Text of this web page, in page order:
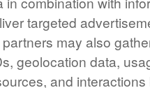
targeted
may also
geolocation data,
and